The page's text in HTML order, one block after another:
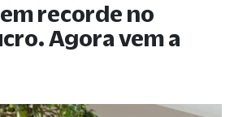
recorde no
Agora vem a